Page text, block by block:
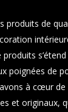
produits de
poignées de
à cœur de
et originaux,